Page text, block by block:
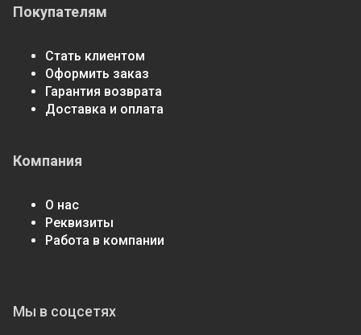
Покупателям
Стать клиентом
Оформить заказ
Гарантия возврата
Доставка и оплата
Компания
О нас
Реквизиты
Работа в компании
Мы в соцсетях